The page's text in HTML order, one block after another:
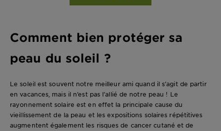
Comment bien protéger sa
peau du soleil ?
Le soleil est souvent notre meilleur ami quand il s’agit de partir
en vacances, mais il n’est pas l’allié de notre peau ! Le
rayonnement solaire est en effet la principale cause du
vieillissement de la peau et les expositions solaires répétitives
augmentent également les risques de cancer cutané et de